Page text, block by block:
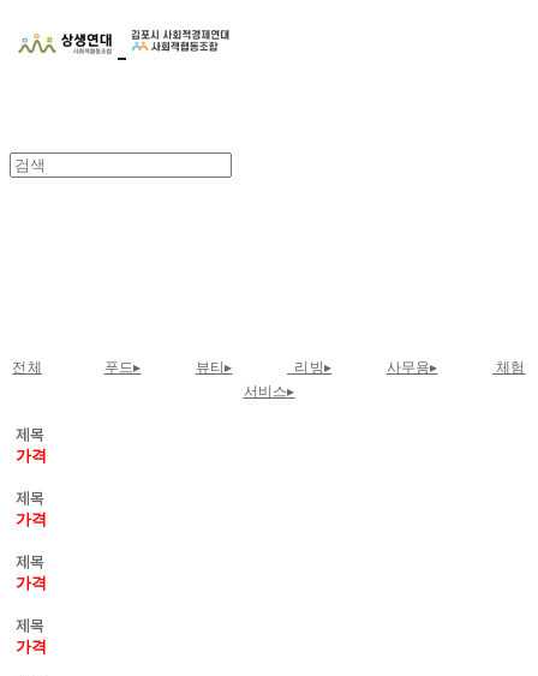
전체 푸드▸ 뷰티▸ 리빙▸ 사무용▸
체험
서비스▸
제목
가격
제목
가격
제목
가격
제목
가격